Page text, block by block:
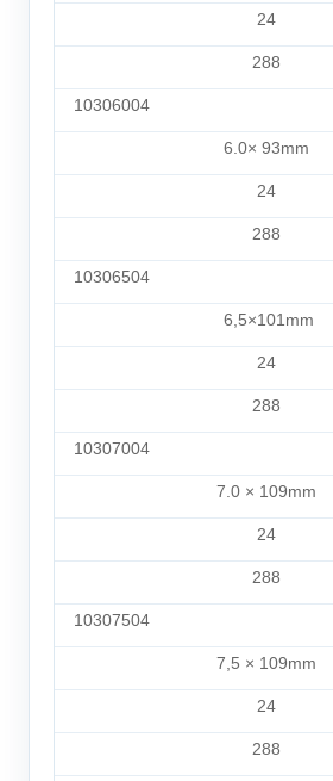
24
288
10306004
6.0× 93mm
24
288
10306504
6,5×101mm
24
288
10307004
7.0 × 109mm
24
288
10307504
7,5 × 109mm
24
288